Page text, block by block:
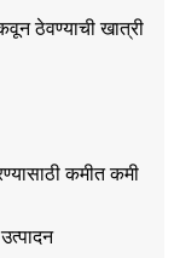
ठेवण्याची खात्री
कमीत कमी